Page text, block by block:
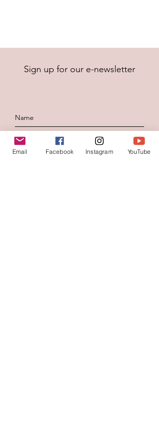
Sign up for our e-newsletter
Email Facebook Instagram YouTube